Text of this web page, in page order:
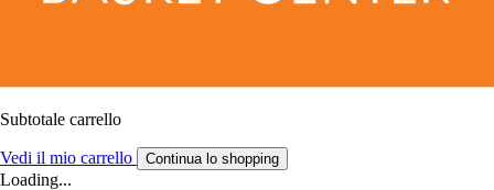
Subtotale carrello
Vedi il mio carrello Continua lo shopping
Loading...